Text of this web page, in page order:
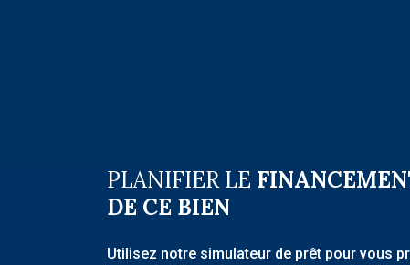
PLANIFIER LE
DE CE BIEN
Utilisez notre simulateur de prêt pour vous